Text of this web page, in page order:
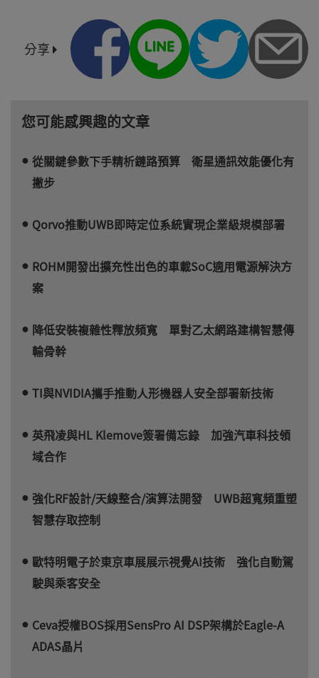
分享
您可能感興趣的文章
從關鍵參數下手精析鏈路預算 衛星通訊效能優化有
撇步
Qorvo推動UWB即時定位系統實現企業級規模部署
ROHM開發出擴充性出色的車載SoC適用電源解決方
案
降低安裝複雜性釋放頻寬 單對乙太網路建構智慧傳
輸骨幹
TI與NVIDIA攜手推動人形機器人安全部署新技術
英飛凌與HL Klemove簽署備忘錄 加強汽車科技領
域合作
強化RF設計/天線整合/演算法開發 UWB超寬頻重塑
智慧存取控制
歐特明電子於東京車展展示視覺AI技術 強化自動駕
駛與乘客安全
Ceva授權BOS採用SensPro AI DSP架構於Eagle-A
ADAS晶片